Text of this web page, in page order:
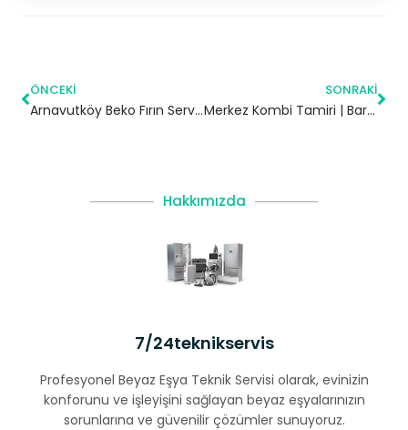
ÖNCEKI
Arnavutköy Beko Fırın Servisi
SONRAKI
Merkez Kombi Tamiri | Bartin
Hakkımızda
7/24teknikservis
Profesyonel Beyaz Eşya Teknik Servisi olarak, evinizin
konforunu ve işleyişini sağlayan beyaz eşyalarınızın
sorunlarına ve güvenilir çözümler sunuyoruz.